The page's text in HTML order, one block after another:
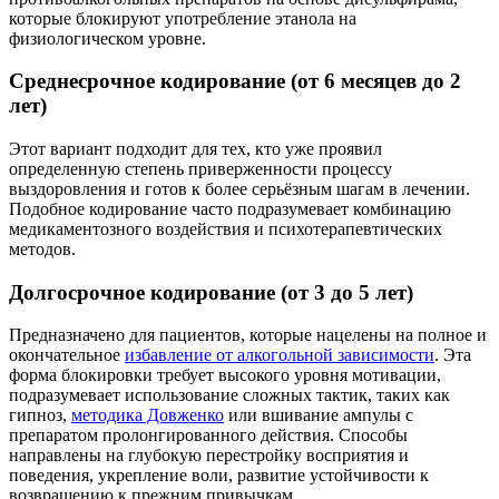
которые блокируют употребление этанола на
физиологическом уровне.
Среднесрочное кодирование (от 6 месяцев до 2
лет)
Этот вариант подходит для тех, кто уже проявил
определенную степень приверженности процессу
выздоровления и готов к более серьёзным шагам в лечении.
Подобное кодирование часто подразумевает комбинацию
медикаментозного воздействия и психотерапевтических
методов.
Долгосрочное кодирование (от 3 до 5 лет)
Предназначено для пациентов, которые нацелены на полное и
окончательное избавление от алкогольной зависимости. Эта
форма блокировки требует высокого уровня мотивации,
подразумевает использование сложных тактик, таких как
гипноз, методика Довженко или вшивание ампулы с
препаратом пролонгированного действия. Способы
направлены на глубокую перестройку восприятия и
поведения, укрепление воли, развитие устойчивости к